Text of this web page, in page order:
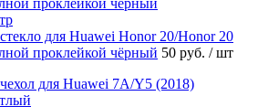
для Huawei Honor 20/Honor 20
проклейкой чёрный 50 руб. / шт